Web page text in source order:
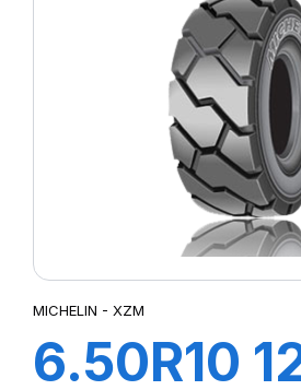
MICHELIN - XZM
6.50R10